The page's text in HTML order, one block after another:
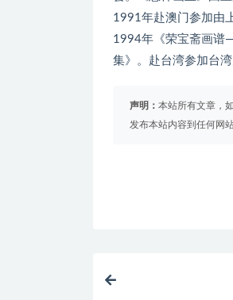
1991年赴澳门参加由
1994年《荣宝斋画谱
集》。赴台湾参加台
声明： 本站所有文章，
发布本站内容到任何网